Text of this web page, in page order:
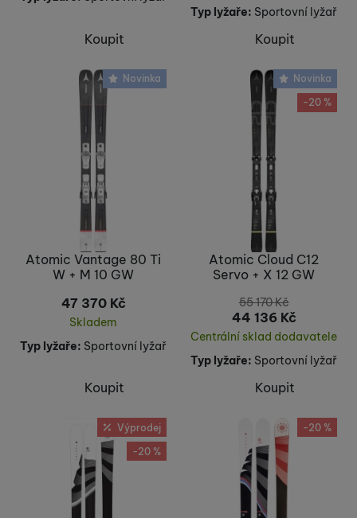
Koupit
Typ lyžaře: Sportovní lyžař
Koupit
Novinka
Atomic Vantage 80 Ti
W + M 10 GW
47 370 Kč
Skladem
Typ lyžaře: Sportovní lyžař
Koupit
Novinka
-20 %
Atomic Cloud C12
Servo + X 12 GW
55 170Kč
44 136 Kč
Centrální sklad dodavatele
Typ lyžaře: Sportovní lyžař
Koupit
Výprodej
-20 %
-20 %